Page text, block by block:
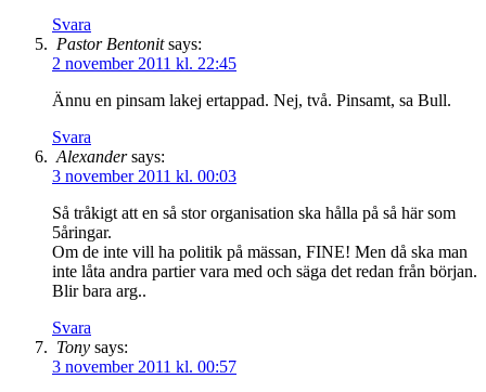
Svara
Pastor Bentonit says:
2 november 2011 kl. 22:45
Ännu en pinsam lakej ertappad. Nej, två. Pinsamt, sa Bull.
Svara
Alexander says:
3 november 2011 kl. 00:03
Så tråkigt att en så stor organisation ska hålla på så här som
5åringar.
Om de inte vill ha politik på mässan, FINE! Men då ska man
inte låta andra partier vara med och säga det redan från början.
Blir bara arg..
Svara
Tony says:
3 november 2011 kl. 00:57